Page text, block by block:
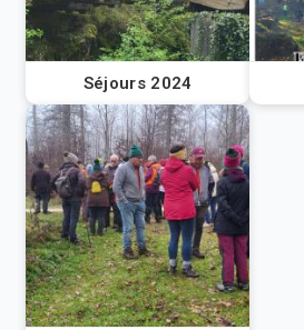
Séjours 2024